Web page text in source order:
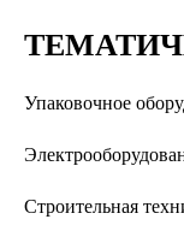
Упаковочное
Строительная